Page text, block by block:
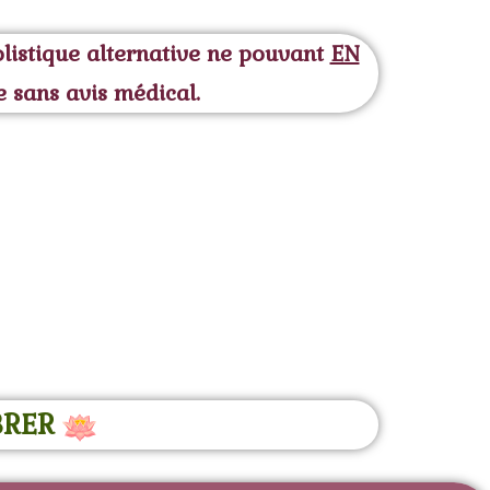
alternative ne pouvant EN
avis médical.